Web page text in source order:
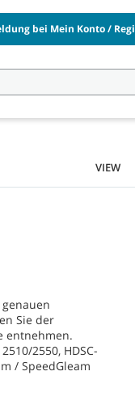
bei Mein Konto /
VIEW
Sie der
entnehmen.
2550, HDSC-
/ SpeedGleam